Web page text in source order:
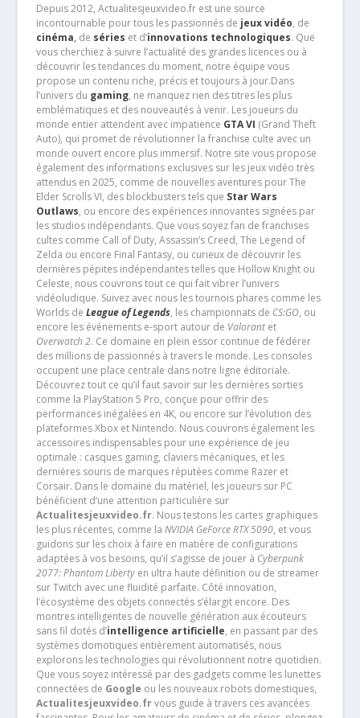
Depuis 2012, Actualitesjeuxvideo.fr est une source
incontournable pour tous les passionnés de jeux vidéo, de
cinéma,de séries et d’innovations technologiques. Que
vous cherchiez à suivre l’actualité des grandes licences ou à
découvrir les tendances du moment, notre équipe vous
propose un contenu riche, précis et toujours à jour.Dans
l’univers du gaming, ne manquez rien des titres les plus
emblématiques et des nouveautés à venir. Les joueurs du
monde entier attendent avec impatience GTA VI (Grand Theft
Auto), qui promet de révolutionner la franchise culte avec un
monde ouvert encore plus immersif. Notre site vous propose
également des informations exclusives sur les jeux vidéo très
attendus en 2025, comme de nouvelles aventures pour The
Elder Scrolls VI, des blockbusters tels que Star Wars
Outlaws, ou encore des expériences innovantes signées par
les studios indépendants. Que vous soyez fan de franchises
cultes comme Call of Duty, Assassin’s Creed, The Legend of
Zelda ou encore Final Fantasy, ou curieux de découvrir les
dernières pépites indépendantes telles que Hollow Knight ou
Celeste, nous couvrons tout ce qui fait vibrer l’univers
vidéoludique. Suivez avec nous les tournois phares comme les
Worlds de League of Legends, les championnats de CS:GO, ou
encore les événements e-sport autour de Valorantet
Overwatch 2. Ce domaine en plein essor continue de fédérer
des millions de passionnés à travers le monde. Les consoles
occupent une place centrale dans notre ligne éditoriale.
Découvrez tout ce qu’il faut savoir sur les dernières sorties
comme la PlayStation 5 Pro, conçue pour offrir des
performances inégalées en 4K, ou encore sur l’évolution des
plateformes Xbox et Nintendo. Nous couvrons également les
accessoires indispensables pour une expérience de jeu
optimale : casques gaming, claviers mécaniques, et les
dernières souris de marques réputées comme Razer et
Corsair. Dans le domaine du matériel, les joueurs sur PC
bénéficient d’une attention particulière sur
Actualitesjeuxvideo.fr. Nous testons les cartes graphiques
les plus récentes, comme la NVIDIA GeForce RTX 5090, et vous
guidons sur les choix à faire en matière de configurations
adaptées à vos besoins, qu’il s’agisse de jouer à Cyberpunk
2077: Phantom Libertyen ultra haute définition ou de streamer
sur Twitch avec une fluidité parfaite. Côté innovation,
l’écosystème des objets connectés s’élargit encore. Des
montres intelligentes de nouvelle génération aux écouteurs
sans fil dotés d’intelligence artificielle, en passant par des
systèmes domotiques entièrement automatisés, nous
explorons les technologies qui révolutionnent notre quotidien.
Que vous soyez intéressé par des gadgets comme les lunettes
connectées de Google ou les nouveaux robots domestiques,
Actualitesjeuxvideo.frvous guide à travers ces avancées